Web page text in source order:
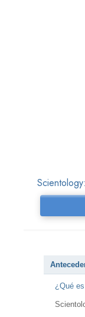
¿Qué